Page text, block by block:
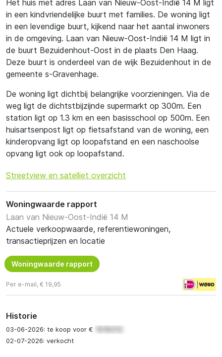
Het huis met adres Laan van Nieuw-Oost-Indië 14 M ligt
in een kindvriendelijke buurt met families. De woning ligt
in een levendige buurt, kijkend naar het aantal inwoners
in de omgeving. Laan van Nieuw-Oost-Indië 14 M ligt in
de buurt Bezuidenhout-Oost in de plaats Den Haag.
Deze buurt is onderdeel van de wijk Bezuidenhout in de
gemeente s-Gravenhage.
De woning ligt dichtbij belangrijke voorzieningen. Via de
weg ligt de dichtstbijzijnde supermarkt op 300m. Een
station ligt op 1.3 km en een basisschool op 500m. Een
huisartsenpost ligt op fietsafstand van de woning, een
kinderopvang ligt op loopafstand en een naschoolse
opvang ligt ook op loopafstand.
Streetview en satelliet overzicht
Woningwaarde rapport
Laan van Nieuw-Oost-Indië 14 M
Actuele verkoopwaarde, referentiewoningen,
transactieprijzen en locatie
Woningwaarde rapport
Per e-mail, € 19,95
Historie
03-06-2026: te koop voor €
02-07-2026: verkocht